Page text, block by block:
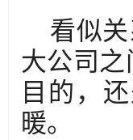
看似
大公司
目的，
暖。